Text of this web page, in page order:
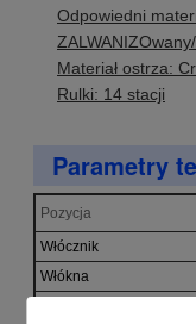
Odpowiedni
Materiał ostrza:
Rulki: 14 stacji
Parametry
Pozycja
Włócznik
Włókna